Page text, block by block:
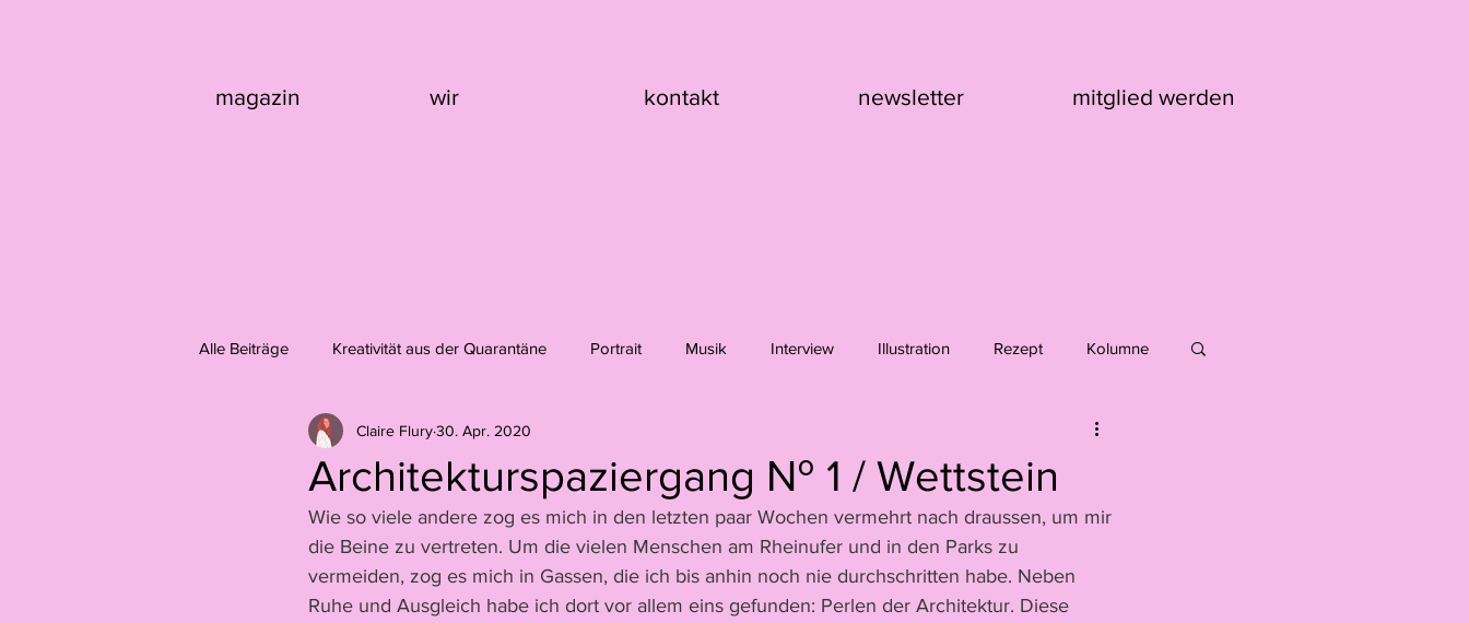
magazin wir kontakt newsletter mitglied werden
Alle Beiträge Kreativität aus der Quarantäne Portrait Musik Interview Illustration Rezept Kolumne
Fotografie Dominik Asche Max Kaufmann
Hannah Oehry Ariane Thiel Jack Young Juno Peter Simon Hitzinger Pia Zibulski
Leonne Voegelin Jelïn Nichele Florence Dreier Reportage Leoni Heeb Juri Schmidhauser
Architekturspaziergang № 1 / Wettstein
Claire Flury30. Apr. 2020
Wie so viele andere zog es mich in den letzten paar Wochen vermehrt nach draussen, um mir
die Beine zu vertreten. Um die vielen Menschen am Rheinufer und in den Parks zu
vermeiden, zog es mich in Gassen, die ich bis anhin noch nie durchschritten habe. Neben
Ruhe und Ausgleich habe ich dort vor allem eins gefunden: Perlen der Architektur. Diese